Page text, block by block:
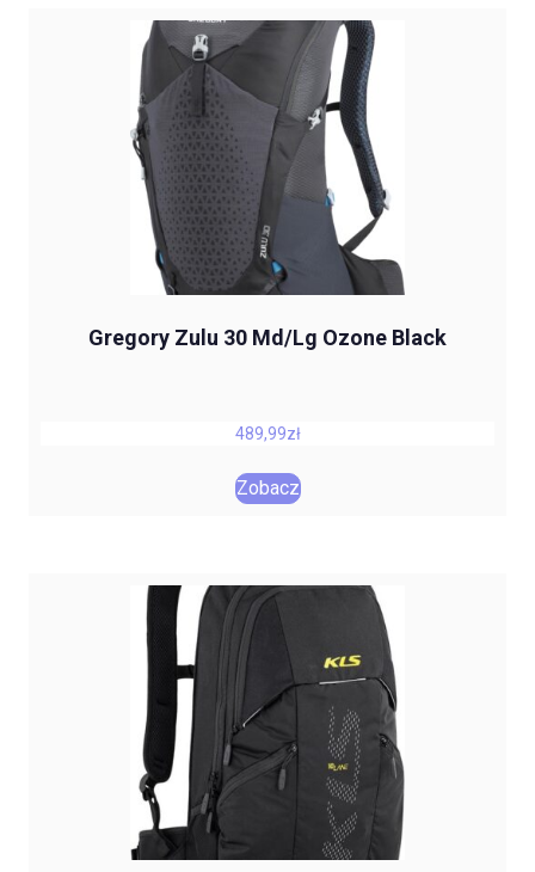
Gregory Zulu 30 Md/Lg Ozone Black
489,99zł
Zobacz